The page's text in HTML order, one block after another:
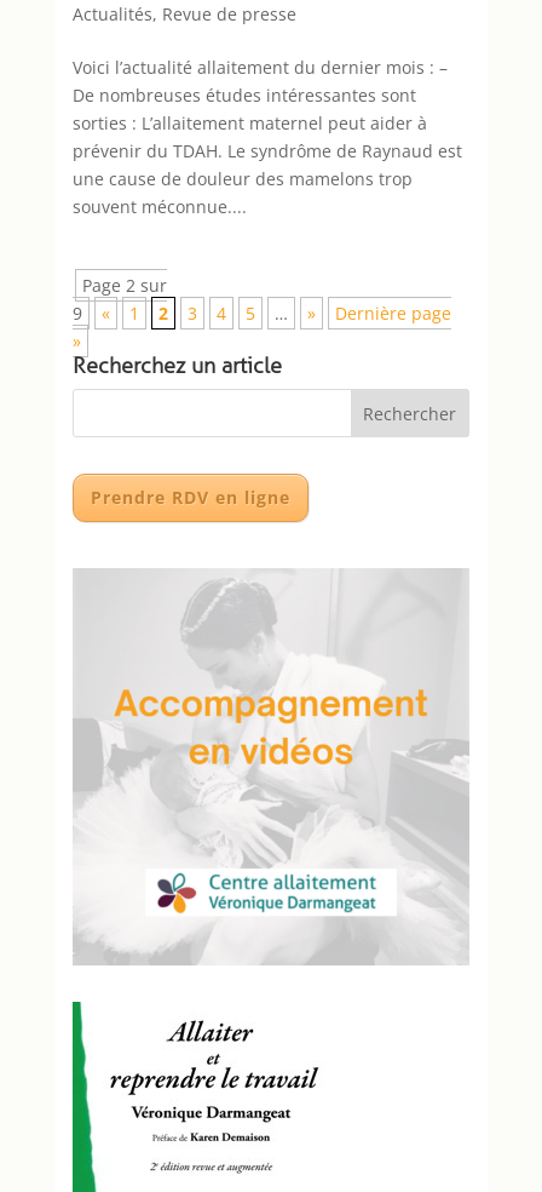
Actualités, Revue de presse
Voici l’actualité allaitement du dernier mois : –
De nombreuses études intéressantes sont
sorties : L’allaitement maternel peut aider à
prévenir du TDAH. Le syndrôme de Raynaud est
une cause de douleur des mamelons trop
souvent méconnue....
Page 2 sur
9
« 1 2 3 4 5 … »
Dernière page
»
Recherchez un article
Prendre RDV en ligne